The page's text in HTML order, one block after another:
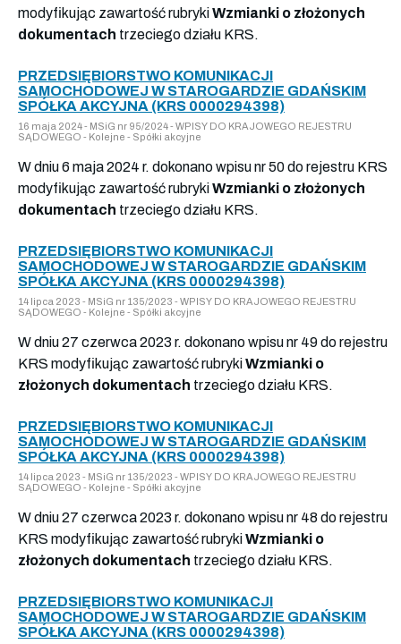
modyfikując zawartość rubrykiWzmianki o złożonych
dokumentach trzeciego działu KRS.
PRZEDSIĘBIORSTWO KOMUNIKACJI
SAMOCHODOWEJ W STAROGARDZIE GDAŃSKIM
SPÓŁKA AKCYJNA (KRS 0000294398)
16 maja 2024 - MSiG nr 95/2024 - WPISY DO KRAJOWEGO REJESTRU
SĄDOWEGO - Kolejne - Spółki akcyjne
W dniu 6 maja 2024 r. dokonano wpisu nr 50 do rejestru KRS
modyfikując zawartość rubrykiWzmianki o złożonych
dokumentach trzeciego działu KRS.
PRZEDSIĘBIORSTWO KOMUNIKACJI
SAMOCHODOWEJ W STAROGARDZIE GDAŃSKIM
SPÓŁKA AKCYJNA (KRS 0000294398)
14 lipca 2023 - MSiG nr 135/2023 - WPISY DO KRAJOWEGO REJESTRU
SĄDOWEGO - Kolejne - Spółki akcyjne
W dniu 27 czerwca 2023 r. dokonano wpisu nr 49 do rejestru
KRS modyfikując zawartość rubrykiWzmianki o
złożonych dokumentach trzeciego działu KRS.
PRZEDSIĘBIORSTWO KOMUNIKACJI
SAMOCHODOWEJ W STAROGARDZIE GDAŃSKIM
SPÓŁKA AKCYJNA (KRS 0000294398)
14 lipca 2023 - MSiG nr 135/2023 - WPISY DO KRAJOWEGO REJESTRU
SĄDOWEGO - Kolejne - Spółki akcyjne
W dniu 27 czerwca 2023 r. dokonano wpisu nr 48 do rejestru
KRS modyfikując zawartość rubrykiWzmianki o
złożonych dokumentach trzeciego działu KRS.
PRZEDSIĘBIORSTWO KOMUNIKACJI
SAMOCHODOWEJ W STAROGARDZIE GDAŃSKIM
SPÓŁKA AKCYJNA (KRS 0000294398)